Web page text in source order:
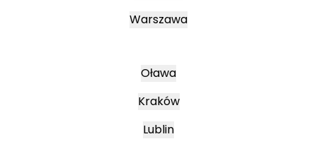
Warszawa
Oława
Kraków
Lublin